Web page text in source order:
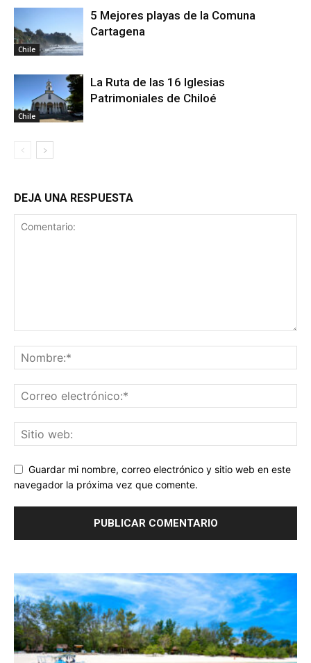
Chile
5 Mejores playas de la Comuna
Cartagena
Chile
La Ruta de las 16 Iglesias
Patrimoniales de Chiloé
DEJA UNA RESPUESTA
Guardar mi nombre, correo electrónico y sitio web en este
navegador la próxima vez que comente.